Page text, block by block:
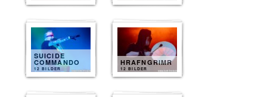
SUICIDE
COMMANDO
12 BILDER
HRAFNGRIMR
12 BILDER